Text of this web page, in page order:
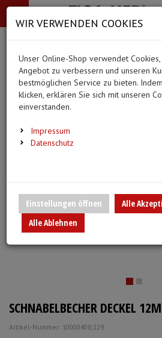
-->
Bekleidung
Medizinische Hilfsmittel
Pflege & Alltag
Alle Kategorien
PFLEGE & ALLTAG (66 Ergebnisse)
Alle
Waschhandschuhe
Medikation
Warm- und Kaltkompressen
Urinflaschen & Zubehör
Unterlagen und Abdeckungen
Ihr
Ergebnisse ()
Menü
SCHNABELBECHER DECKEL
Artikel-Nummer: 10000408;129
WIR VERWENDEN COOKIES
Unser Online-Shop verwendet
Angebot zu verbessern und unseren
bestmöglichen Service zu bieten.
klicken, erklären Sie sich mit unseren
einverstanden.
Impressum
Datenschutz
Einstellungen öffnen
Alle
Alle Ablehnen